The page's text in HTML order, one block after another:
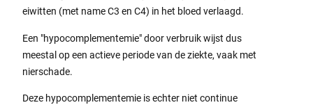
eiwitten (met name C3 en C4) in het bloed verlaagd.
Een "hypocomplementemie" door verbruik wijst dus
meestal op een actieve periode van de ziekte, vaak met
nierschade.
Deze hypocomplementemie is echter niet continue